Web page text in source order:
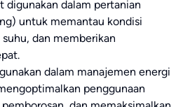
digunakan dalam pertanian
untuk memantau kondisi
dan memberikan
dalam manajemen energi
penggunaan